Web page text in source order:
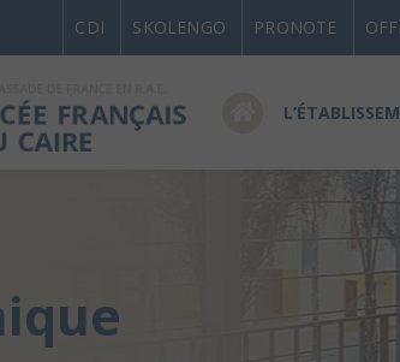
CDI SKOLENGO PRONOTE